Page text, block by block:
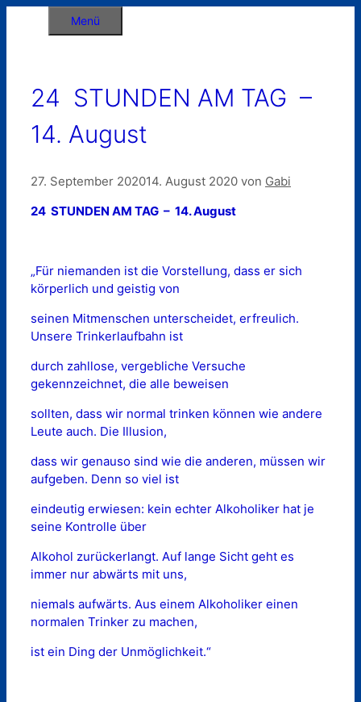
Menü
24 STUNDEN AM TAG –
14. August
27. September 202014. August 2020 von Gabi
24 STUNDEN AM TAG – 14. August
„Für niemanden ist die Vorstellung, dass er sich
körperlich und geistig von
seinen Mitmenschen unterscheidet, erfreulich.
Unsere Trinkerlaufbahn ist
durch zahllose, vergebliche Versuche
gekennzeichnet, die alle beweisen
sollten, dass wir normal trinken können wie andere
Leute auch. Die Illusion,
dass wir genauso sind wie die anderen, müssen wir
aufgeben. Denn so viel ist
eindeutig erwiesen: kein echter Alkoholiker hat je
seine Kontrolle über
Alkohol zurückerlangt. Auf lange Sicht geht es
immer nur abwärts mit uns,
niemals aufwärts. Aus einem Alkoholiker einen
normalen Trinker zu machen,
ist ein Ding der Unmöglichkeit.“